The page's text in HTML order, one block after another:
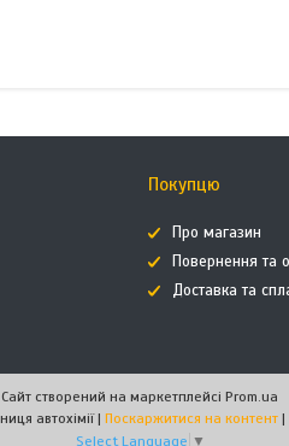
Покупцю
Про магазин
Повернення та
Доставка та
Сайт створений на маркетплейсі Prom.ua
AutoHimShop інтернет-крамниця автохімії | Поскаржитися на контент |
Select Language ▼